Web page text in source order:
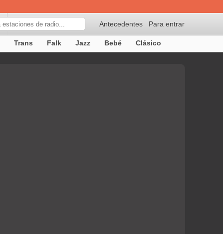
Para entrar
Antecedentes
Trans Falk Jazz Bebé Clásico